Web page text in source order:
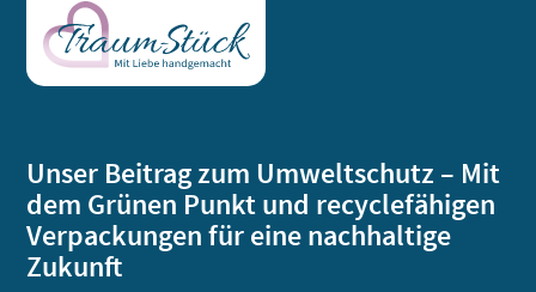
Unser Beitrag zum Umweltschutz – Mit
dem Grünen Punkt und recyclefähigen
Verpackungen für eine nachhaltige
Zukunft